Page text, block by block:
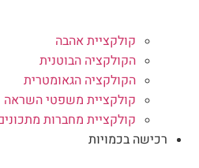
קולקציית אהבה
הקולקציה הבוטנית
הקולקציה הגאומטרית
קולקציית משפטי השראה
קולקציית מחברות מתכונים
רכישה בכמויות